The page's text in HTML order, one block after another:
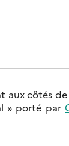
aux côtés de
» porté par